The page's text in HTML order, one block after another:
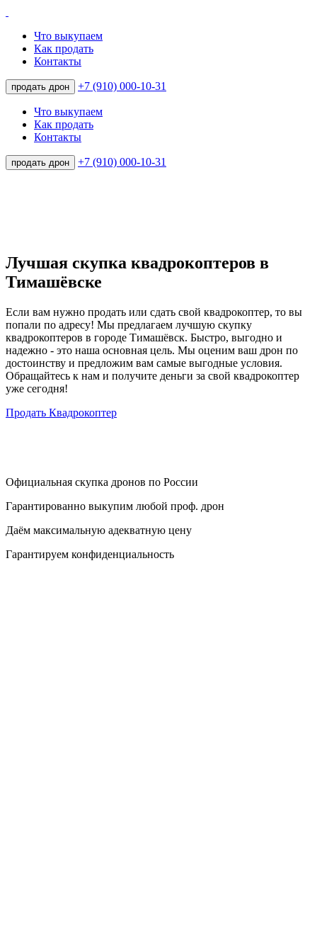
Что выкупаем
Как продать
Контакты
продать дрон +7 (910) 000-10-31
Что выкупаем
Как продать
Контакты
продать дрон +7 (910) 000-10-31
Лучшая скупка квадрокоптеров в
Тимашёвске
Если вам нужно продать или сдать свой квадрокоптер, то вы
попали по адресу! Мы предлагаем лучшую скупку
квадрокоптеров в городе Тимашёвск. Быстро, выгодно и
надежно - это наша основная цель. Мы оценим ваш дрон по
достоинству и предложим вам самые выгодные условия.
Обращайтесь к нам и получите деньги за свой квадрокоптер
уже сегодня!
Продать Квадрокоптер
Официальная скупка дронов по России
Гарантированно выкупим любой проф. дрон
Даём максимальную адекватную цену
Гарантируем конфиденциальность